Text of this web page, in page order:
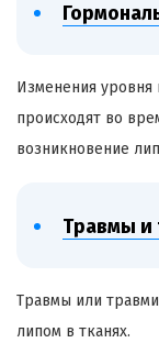
Изменения уровня
происходят во
возникновение
Травмы и
Травмы или
липом в тканях.